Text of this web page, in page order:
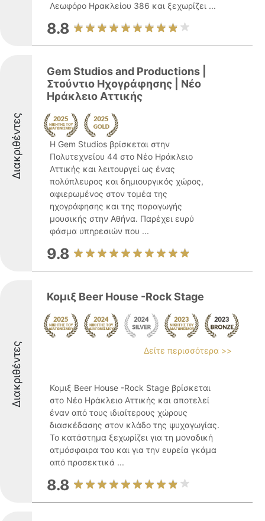
Λεωφόρο Ηρακλείου 386 και ξεχωρίζει ...
8.8
Διακριθέντες
Gem Studios and Productions |
Στούντιο Ηχογράφησης | Νέο
Ηράκλειο Αττικής
Η Gem Studios βρίσκεται στην
Πολυτεχνείου 44 στο Νέο Ηράκλειο
Αττικής και λειτουργεί ως ένας
πολύπλευρος και δημιουργικός χώρος,
αφιερωμένος στον τομέα της
ηχογράφησης και της παραγωγής
μουσικής στην Αθήνα. Παρέχει ευρύ
φάσμα υπηρεσιών που ...
9.8
Διακριθέντες
Κομιξ Beer House -Rock Stage
Δείτε περισσότερα >>
Κομιξ Beer House -Rock Stage βρίσκεται
στο Νέο Ηράκλειο Αττικής και αποτελεί
έναν από τους ιδιαίτερους χώρους
διασκέδασης στον κλάδο της ψυχαγωγίας.
Το κατάστημα ξεχωρίζει για τη μοναδική
ατμόσφαιρα του και για την ευρεία γκάμα
από προσεκτικά ...
8.8